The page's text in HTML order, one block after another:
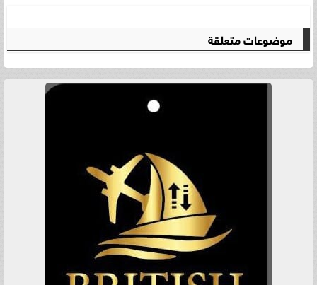
موضوعات متعلقة